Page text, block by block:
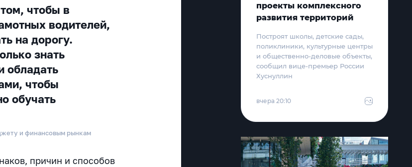
чтобы в
водителей,
на дорогу.
знать
обладать
чтобы
обучать
и финансовым рынкам
причин и способов
проекты комплексного
развития территорий
Построят школы, детские сады,
поликлиники, культурные центры
и общественно-деловые объекты,
сообщил вице-премьер России
Хуснуллин
вчера 20:10